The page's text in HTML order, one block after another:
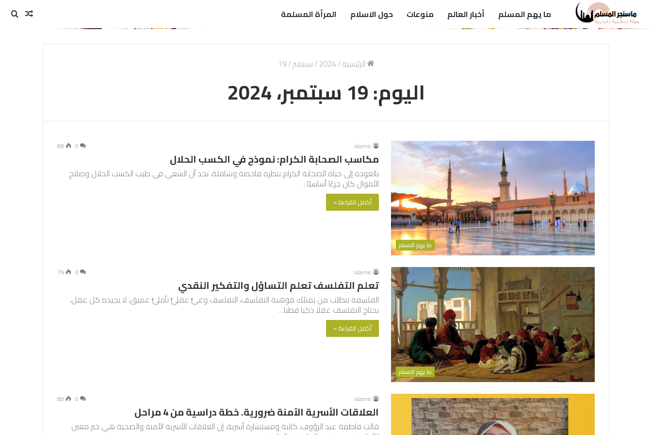
ما يهم المسلم أخبار العالم منوعات حول الاسلام المرأة المسلمة
مقال
الرئيسية/
2024
/سبتمبر/
19
اليوم:19 سبتمبر، 2024
ما يهم المسلم
islamic
0
88
مكاسب الصحابة الكرام: نموذج في الكسب الحلال
بالعودة إلى حياة الصحابة الكرام بنظرة فاحصة وشاملة، نجد أن السعي في طيب الكسب الحلال وصلاح
الأموال كان جزءًا أساسيًا…
أكمل القراءة »
ما يهم المسلم
islamic
0
79
تعلم التفلسف تعلم التساؤل والتفكير النقدي
الفلسفة تتطلب من يمتلك موهبة التفلسف، التفلسف وعيٌّ عقليٌّ تأمليٌّ عميق، لا يجيده كل عقل،
يحتاج التفلسف عقلا ذكيا فطنا…
أكمل القراءة »
islamic
0
88
العلاقات الأسرية الآمنة ضرورية. خطة دراسية من 4 مراحل
قالت فاطمة عبد الرؤوف، كاتبة ومستشارة أسرية، إن العلاقات الأسرية الآمنة والصحية هي خير معين